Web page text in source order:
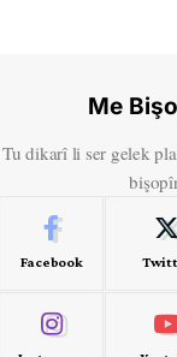
Me
Tu dikarî li ser gelek
Facebook